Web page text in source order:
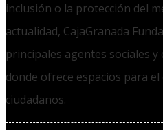
inclusión o la protección del
actualidad, CajaGranada
principales agentes sociales
donde ofrece espacios para
ciudadanos.